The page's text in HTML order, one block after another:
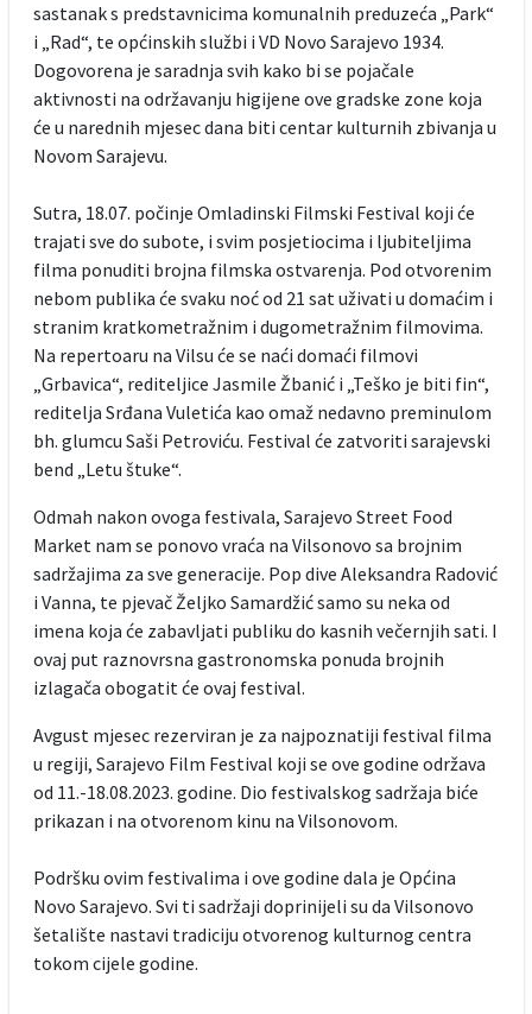
sastanak s predstavnicima komunalnih preduzeća „Park“
i „Rad“, te općinskih službi i VD Novo Sarajevo 1934.
Dogovorena je saradnja svih kako bi se pojačale
aktivnosti na održavanju higijene ove gradske zone koja
će u narednih mjesec dana biti centar kulturnih zbivanja u
Novom Sarajevu.
Sutra, 18.07. počinje Omladinski Filmski Festival koji će
trajati sve do subote, i svim posjetiocima i ljubiteljima
filma ponuditi brojna filmska ostvarenja. Pod otvorenim
nebom publika će svaku noć od 21 sat uživati u domaćim i
stranim kratkometražnim i dugometražnim filmovima.
Na repertoaru na Vilsu će se naći domaći filmovi
„Grbavica“, rediteljice Jasmile Žbanić i „Teško je biti fin“,
reditelja Srđana Vuletića kao omaž nedavno preminulom
bh. glumcu Saši Petroviću. Festival će zatvoriti sarajevski
bend „Letu štuke“.
Odmah nakon ovoga festivala, Sarajevo Street Food
Market nam se ponovo vraća na Vilsonovo sa brojnim
sadržajima za sve generacije. Pop dive Aleksandra Radović
i Vanna, te pjevač Željko Samardžić samo su neka od
imena koja će zabavljati publiku do kasnih večernjih sati. I
ovaj put raznovrsna gastronomska ponuda brojnih
izlagača obogatit će ovaj festival.
Avgust mjesec rezerviran je za najpoznatiji festival filma
u regiji, Sarajevo Film Festival koji se ove godine održava
od 11.-18.08.2023. godine. Dio festivalskog sadržaja biće
prikazan i na otvorenom kinu na Vilsonovom.
Podršku ovim festivalima i ove godine dala je Općina
Novo Sarajevo. Svi ti sadržaji doprinijeli su da Vilsonovo
šetalište nastavi tradiciju otvorenog kulturnog centra
tokom cijele godine.